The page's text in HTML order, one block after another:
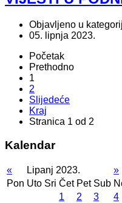
Objavljeno u
05. lipnja 2023.
Početak
Prethodno
1
2
Slijedeće
Kraj
Stranica 1 od 2
Kalendar
« Lipanj 2023.
»
Pon Uto Sri Čet Pet Sub
1
2 3
4